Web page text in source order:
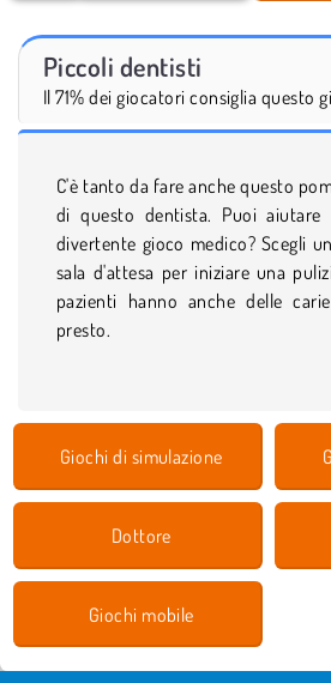
Piccoli dentisti
Il 71% dei giocatori consiglia questo
C'è tanto da fare anche questo
di questo dentista. Puoi
divertente gioco medico? Scegli
sala d'attesa per iniziare una
pazienti hanno anche delle
presto.
Giochi di simulazione
Dottore
Giochi mobile